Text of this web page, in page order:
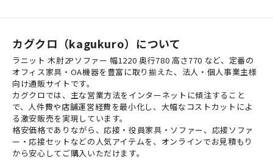
カグクロ（kagukuro）について
ラニット 木肘2Pソファー 幅1220 奥行780 高さ770 など、定番の
オフィス家具・OA機器を豊富に取り揃えた、法人・個人事業主様
向け通販サイトです。
カグクロでは、主な営業方法をインターネットに傾注すること
で、人件費や店舗運営経費を最小化し、大幅なコストカットによ
る激安販売を実現しています。
格安価格でありながら、応接・役員家具・ソファー、応接ソファ
ー・応接セットなどの人気アイテムを、オンラインでお見積もり
から安心してご購入いただけます。